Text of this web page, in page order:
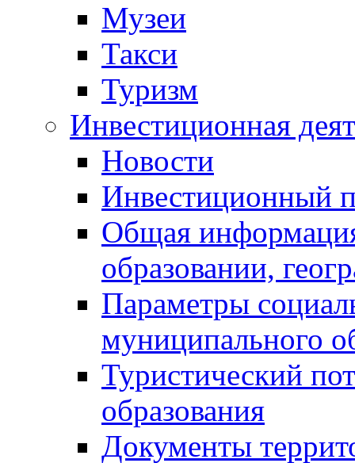
Музеи
Такси
Туризм
Инвестиционная
Новости
Инвестиционный
Общая
образовании,
Параметры
муниципального
Туристический
образования
Документы